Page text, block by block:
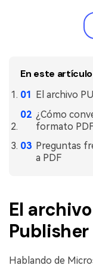
Descarga las
En este artículo
El archivo
¿Cómo
formato
Preguntas
a PDF
El
Publisher
Hablando de